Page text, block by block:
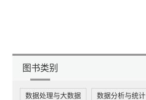
图书类别
数据处理与大数据 数据分析与统计